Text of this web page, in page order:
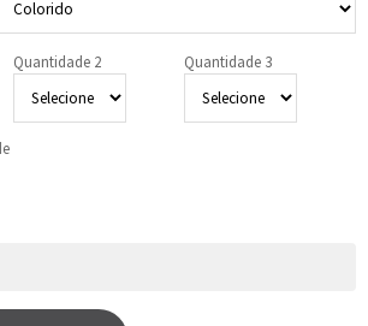
Quantidade 2 Quantidade 3